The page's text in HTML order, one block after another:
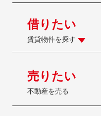
借りたい
賃貸物件を探す
売りたい
不動産を売る